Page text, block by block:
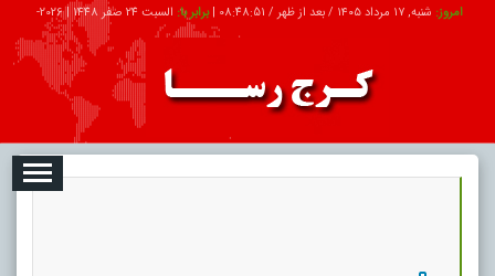
امروز: شنبه, ۱۷ مرداد ۱۴۰۵ / بعد از ظهر / 08:48:52
|برابر با: السبت 24 صفر 1448 |
2026-
تبلیغات درباره ما ارتباط با ما